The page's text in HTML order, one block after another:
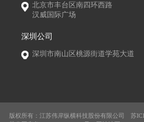
北京市丰台区南四环西路
汉威国际广场
深圳公司
深圳市南山区桃源街道学苑大道
版权所有：江苏伟岸纵横科技股份有限公司
苏